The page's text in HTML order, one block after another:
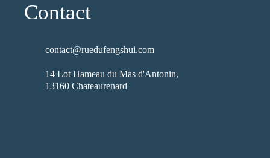
Contact
contact@ruedufengshui.com
14 Lot Hameau du Mas d'Antonin,
13160 Chateaurenard